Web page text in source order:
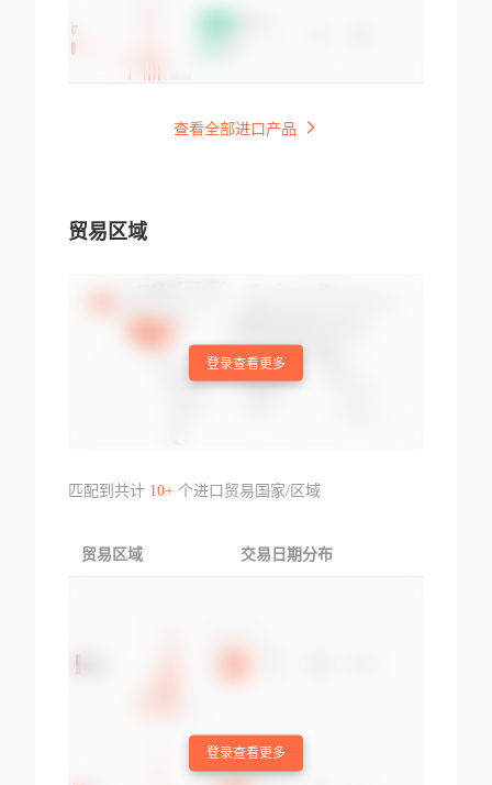
查看全部进口产品
贸易区域
登录查看更多
匹配到共计 10+个进口贸易国家/区域
贸易区域 交易日期分布
登录查看更多